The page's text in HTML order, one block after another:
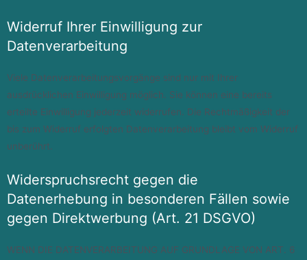
Widerruf Ihrer Einwilligung zur
Datenverarbeitung
Viele Datenverarbeitungsvorgänge sind nur mit Ihrer
ausdrücklichen Einwilligung möglich. Sie können eine bereits
erteilte Einwilligung jederzeit widerrufen. Die Rechtmäßigkeit der
bis zum Widerruf erfolgten Datenverarbeitung bleibt vom Widerruf
unberührt.
Widerspruchsrecht gegen die
Datenerhebung in besonderen Fällen sowie
gegen Direktwerbung (Art. 21 DSGVO)
WENN DIE DATENVERARBEITUNG AUF GRUNDLAGE VON ART. 6